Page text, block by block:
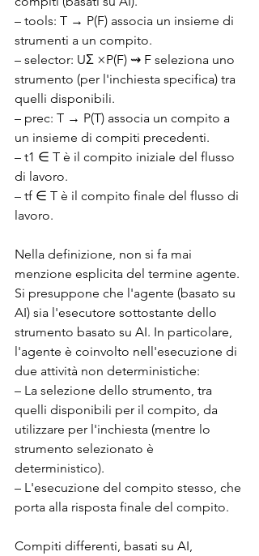
– tools: T → P(F) associa un insieme di
strumenti a un compito.
– selector: UΣ ×P(F) ⇝ F seleziona uno
strumento (per l'inchiesta specifica) tra
quelli disponibili.
– prec: T → P(T) associa un compito a
un insieme di compiti precedenti.
– t1 ∈ T è il compito iniziale del flusso
di lavoro.
– tf ∈ T è il compito finale del flusso di
lavoro.
Nella definizione, non si fa mai
menzione esplicita del termine agente.
Si presuppone che l'agente (basato su
AI) sia l'esecutore sottostante dello
strumento basato su AI. In particolare,
l'agente è coinvolto nell'esecuzione di
due attività non deterministiche:
– La selezione dello strumento, tra
quelli disponibili per il compito, da
utilizzare per l'inchiesta (mentre lo
strumento selezionato è
deterministico).
– L'esecuzione del compito stesso, che
porta alla risposta finale del compito.
Compiti differenti, basati su AI,